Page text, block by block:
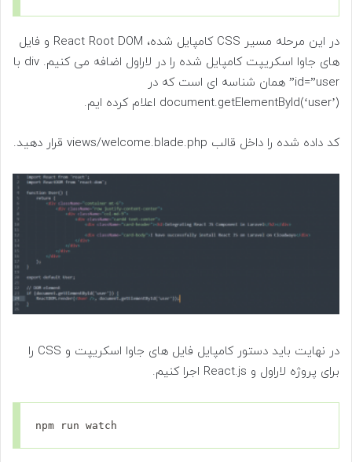
در این مرحله مسیر CSS کامپایل شده، React Root DOM و فایل
های جاوا اسکریپت کامپایل شده را در لاراول اضافه می کنیم. div با
id=”user” همان شناسه ای است که در
document.getElementById(‘user’) اعلام کرده ایم.
کد داده شده را داخل قالب views/welcome.blade.php قرار دهید.
در نهایت باید دستور کامپایل فایل های جاوا اسکریپت و CSS را
برای پروژه لاراول و React.js اجرا کنیم.
npm run watch